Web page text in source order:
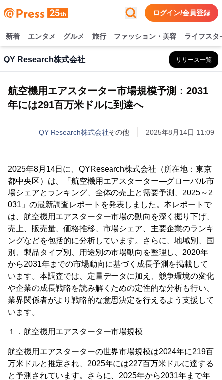
ログイン/会員登録
新着 エンタメ グルメ 旅行 ファッション・美容 ライフスタ
QY Research株式会社 リリース一覧
航空機用エアスターター市場規模予測：2031
年には291百万米ドルに到達へ
QY Research株式会社その他 2025年8月14日 11:09
2025年8月14日に、QYResearch株式会社（所在地：東京
都中央区）は、「航空機用エアスターター―グローバル市
場シェアとランキング、全体の売上と需要予測、2025～2
031」の最新調査レポートを発表しました。本レポートで
は、航空機用エアスターター市場の動向を深く掘り下げ、
売上、販売量、価格推移、市場シェア、主要企業のランキ
ングなどを包括的に分析しています。さらに、地域別、国
別、製品タイプ別、用途別の市場動向を整理し、2020年
から2031年までの市場動向に基づく成長予測を掲載して
います。本調査では、定量データに加え、競争環境の変化
や企業の成長戦略を読み解くための定性的な分析も行い、
業界関係者がより戦略的な意思決定を行えるよう支援して
います。
１．航空機用エアスターター市場規模
航空機用エアスターターの世界市場規模は2024年に219百
万米ドルと推定され、2025年には227百万米ドルに達する
と予測されています。さらに、2025年から2031年まで年